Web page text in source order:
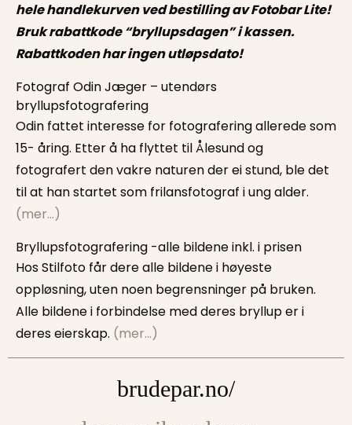
hele handlekurven ved bestilling av Fotobar Lite!
Bruk rabattkode “bryllupsdagen” i kassen.
Rabattkoden har ingen utløpsdato!
Fotograf Odin Jæger – utendørs
bryllupsfotografering
Odin fattet interesse for fotografering allerede som
15- åring. Etter å ha flyttet til Ålesund og
fotografert den vakre naturen der ei stund, ble det
til at han startet som frilansfotograf i ung alder.
(mer…)
Bryllupsfotografering -alle bildene inkl. i prisen
Hos Stilfoto får dere alle bildene i høyeste
oppløsning, uten noen begrensninger på bruken.
Alle bildene i forbindelse med deres bryllup er i
deres eierskap. (mer…)
brudepar.no/